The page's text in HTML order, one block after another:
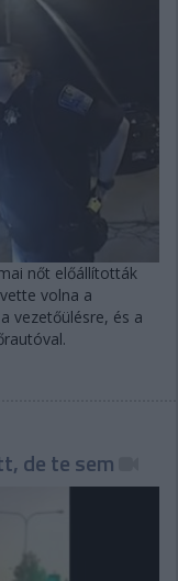
nőt előállították
volna a
vezetőülésre, és a
de te sem